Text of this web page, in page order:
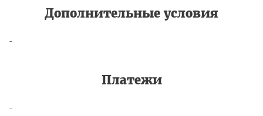
Дополнительные условия
-
Платежи
-